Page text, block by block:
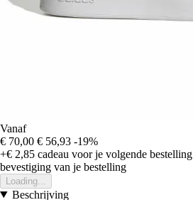
Vanaf
€ 70,00 € 56,93 -19%
+€ 2,85 cadeau voor je volgende bestelling
bevestiging van je bestelling
Loading...
Beschrijving